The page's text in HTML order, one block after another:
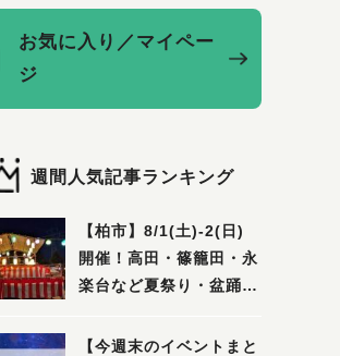
お気に入り／マイペー
ジ
週間人気記事ランキング
【柏市】8/1(土)‐2(日)
開催！高田・篠籠田・永
楽台など夏祭り・盆踊り
【今週末のイベントまと